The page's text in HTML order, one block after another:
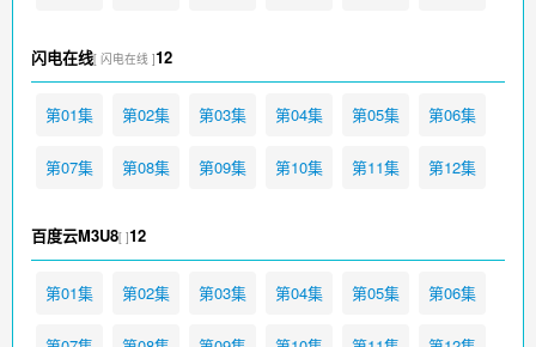
闪电在线[ 闪电在线 ]12
第01集 第02集 第03集 第04集 第05集 第06集
第07集 第08集 第09集 第10集 第11集 第12集
百度云M3U8[ ]12
第01集 第02集 第03集 第04集 第05集 第06集